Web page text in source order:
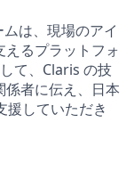
は、現場のアイ
るプラットフォ
て、Claris の技
者に伝え、日本
援していただき